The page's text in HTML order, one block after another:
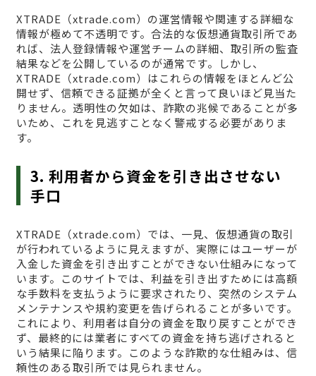
XTRADE（xtrade.com）の運営情報や関連する詳細な
情報が極めて不透明です。合法的な仮想通貨取引所であ
れば、法人登録情報や運営チームの詳細、取引所の監査
結果などを公開しているのが通常です。しかし、
XTRADE（xtrade.com）はこれらの情報をほとんど公
開せず、信頼できる証拠が全くと言って良いほど見当た
りません。透明性の欠如は、詐欺の兆候であることが多
いため、これを見逃すことなく警戒する必要がありま
す。
3. 利用者から資金を引き出させない
手口
XTRADE（xtrade.com）では、一見、仮想通貨の取引
が行われているように見えますが、実際にはユーザーが
入金した資金を引き出すことができない仕組みになって
います。このサイトでは、利益を引き出すためには高額
な手数料を支払うように要求されたり、突然のシステム
メンテナンスや規約変更を告げられることが多いです。
これにより、利用者は自分の資金を取り戻すことができ
ず、最終的には業者にすべての資金を持ち逃げされると
いう結果に陥ります。このような詐欺的な仕組みは、信
頼性のある取引所では見られません。